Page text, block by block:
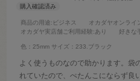
商品の用途:ビジネス オカダヤオンライ
オカダヤ実店舗ご利用経験:あり 好きな
色：25mm サイズ：233.ブラック
よく使うものなので助かります。袋
れていたので、ぺたんこにならず良